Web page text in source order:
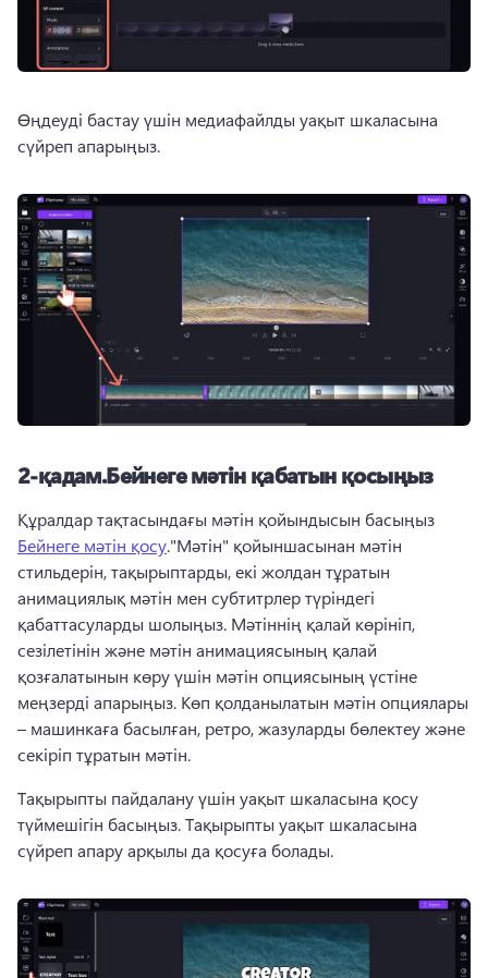
Өңдеуді бастау үшін медиафайлды уақыт шкаласына
сүйреп апарыңыз.
2-қадам.Бейнеге мәтін қабатын қосыңыз
Құралдар тақтасындағы мәтін қойындысын басыңыз
Бейнеге мәтін қосу."Мәтін" қойыншасынан мәтін
стильдерін, тақырыптарды, екі жолдан тұратын
анимациялық мәтін мен субтитрлер түріндегі
қабаттасуларды шолыңыз. Мәтіннің қалай көрініп,
сезілетінін және мәтін анимациясының қалай
қозғалатынын көру үшін мәтін опциясының үстіне
меңзерді апарыңыз. Көп қолданылатын мәтін опциялары
– машинкаға басылған, ретро, жазуларды бөлектеу және
секіріп тұратын мәтін.
Тақырыпты пайдалану үшін уақыт шкаласына қосу
түймешігін басыңыз. Тақырыпты уақыт шкаласына
сүйреп апару арқылы да қосуға болады.